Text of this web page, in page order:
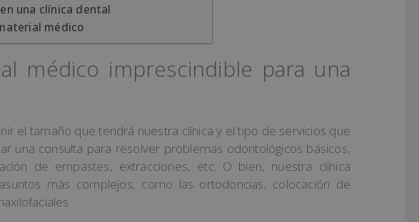
una clínica dental
médico
médico imprescindible para una
el tamaño que tendrá nuestra clínica y el tipo de servicios que
una consulta para resolver problemas odontológicos básicos,
de empastes, extracciones, etc. O bien, nuestra clínica
más complejos, como las ortodoncias, colocación de